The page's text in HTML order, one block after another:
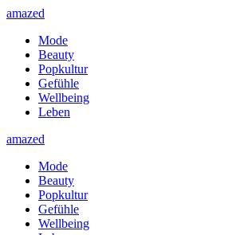
amazed
Mode
Beauty
Popkultur
Gefühle
Wellbeing
Leben
amazed
Mode
Beauty
Popkultur
Gefühle
Wellbeing